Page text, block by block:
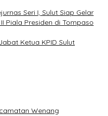
Seri I, Sulut Siap Gelar
Piala Presiden di Tompaso
Ketua KPID Sulut
Wenang